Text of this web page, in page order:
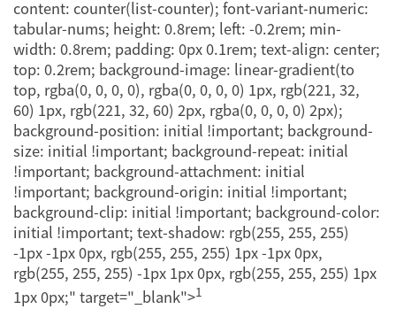
content: counter(list-counter); font-variant-numeric:
tabular-nums; height: 0.8rem; left: -0.2rem; min-
width: 0.8rem; padding: 0px 0.1rem; text-align: center;
top: 0.2rem; background-image: linear-gradient(to
top, rgba(0, 0, 0, 0), rgba(0, 0, 0, 0) 1px, rgb(221, 32,
60) 1px, rgb(221, 32, 60) 2px, rgba(0, 0, 0, 0) 2px);
background-position: initial !important; background-
size: initial !important; background-repeat: initial
!important; background-attachment: initial
!important; background-origin: initial !important;
background-clip: initial !important; background-color:
initial !important; text-shadow: rgb(255, 255, 255)
-1px -1px 0px, rgb(255, 255, 255) 1px -1px 0px,
rgb(255, 255, 255) -1px 1px 0px, rgb(255, 255, 255) 1px
1px 0px;" target="_blank">1